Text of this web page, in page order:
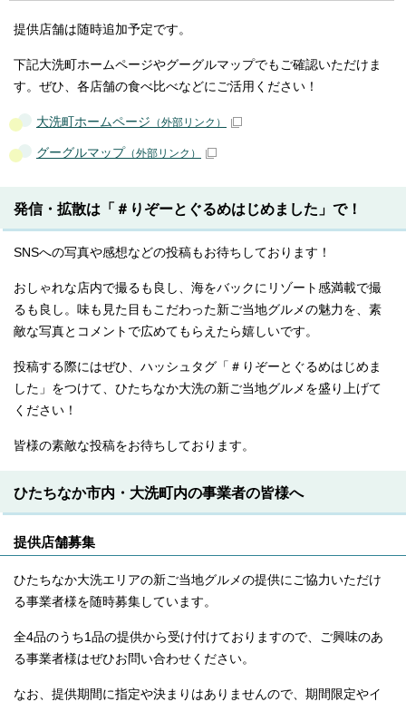
提供店舗は随時追加予定です。
下記大洗町ホームページやグーグルマップでもご確認いただけま
す。ぜひ、各店舗の食べ比べなどにご活用ください！
大洗町ホームページ （外部リンク）
グーグルマップ（外部リンク）
発信・拡散は「＃りぞーとぐるめはじめました」で！
SNSへの写真や感想などの投稿もお待ちしております！
おしゃれな店内で撮るも良し、海をバックにリゾート感満載で撮
るも良し。味も見た目もこだわった新ご当地グルメの魅力を、素
敵な写真とコメントで広めてもらえたら嬉しいです。
投稿する際にはぜひ、ハッシュタグ「＃りぞーとぐるめはじめま
した」をつけて、ひたちなか大洗の新ご当地グルメを盛り上げて
ください！
皆様の素敵な投稿をお待ちしております。
ひたちなか市内・大洗町内の事業者の皆様へ
提供店舗募集
ひたちなか大洗エリアの新ご当地グルメの提供にご協力いただけ
る事業者様を随時募集しています。
全4品のうち1品の提供から受け付けておりますので、ご興味のあ
る事業者様はぜひお問い合わせください。
なお、提供期間に指定や決まりはありませんので、期間限定やイ